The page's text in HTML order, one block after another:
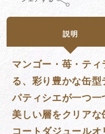
説明
マンゴー・苺・テ
る、彩り豊かな缶型
パティシエが一つ一
美しい層をクリアな
コートダジュール